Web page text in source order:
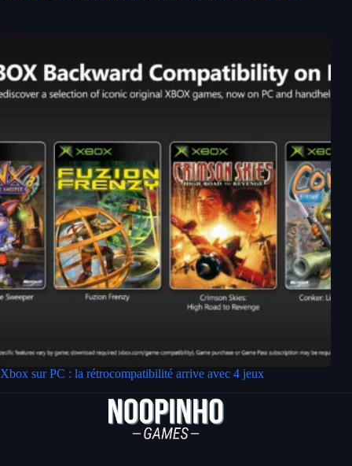
Xbox sur PC : la rétrocompatibilité arrive avec 4 jeux